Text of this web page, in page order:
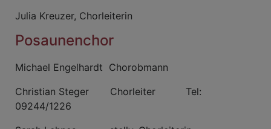
Julia Kreuzer, Chorleiterin
Posaunenchor
Michael Engelhardt Chorobmann
Christian Steger Chorleiter Tel:
09244/1226